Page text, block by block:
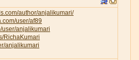
author/anjalikumari/
user/af89
user/anjalikumari
RichaKumari
anjalikumari